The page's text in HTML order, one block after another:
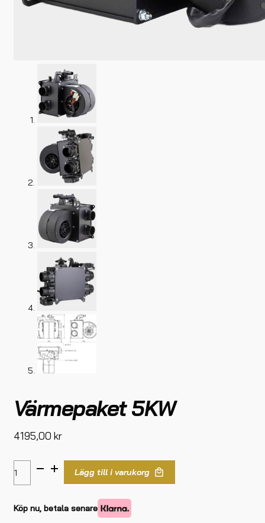
Värmepaket 5KW
4195,00 kr
Lägg till i varukorg
Köp nu, betala senare